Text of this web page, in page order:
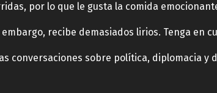
por lo que le gusta la comida
recibe demasiados lirios. Tenga en
conversaciones sobre política, diplomacia y